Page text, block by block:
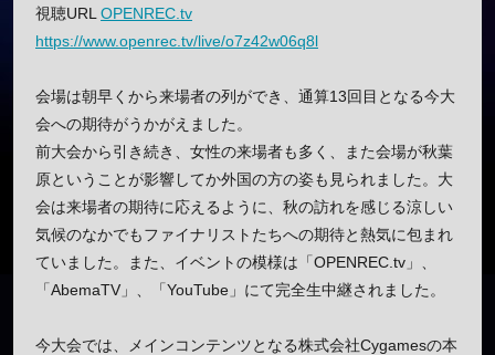
視聴URL OPENREC.tv
https://www.openrec.tv/live/o7z42w06q8l
会場は朝早くから来場者の列ができ、通算13回目となる今大
会への期待がうかがえました。
前大会から引き続き、女性の来場者も多く、また会場が秋葉
原ということが影響してか外国の方の姿も見られました。大
会は来場者の期待に応えるように、秋の訪れを感じる涼しい
気候のなかでもファイナリストたちへの期待と熱気に包まれ
ていました。また、イベントの模様は「OPENREC.tv」、
「AbemaTV」、「YouTube」にて完全生中継されました。
今大会では、メインコンテンツとなる株式会社Cygamesの本